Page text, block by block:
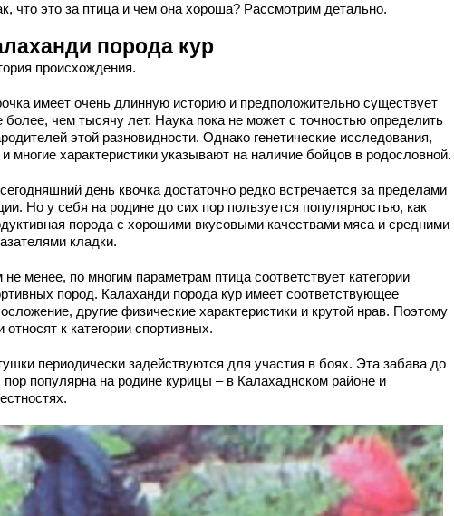
что это за птица и чем она хороша? Рассмотрим детально.
порода кур
происхождения.
имеет очень длинную историю и предположительно существует
более, чем тысячу лет. Наука пока не может с точностью определить
этой разновидности. Однако генетические исследования,
и многие характеристики указывают на наличие бойцов в родословной.
день квочка достаточно редко встречается за пределами
Но у себя на родине до сих пор пользуется популярностью, как
порода с хорошими вкусовыми качествами мяса и средними
кладки.
не менее, по многим параметрам птица соответствует категории
пород. Калаханди порода кур имеет соответствующее
другие физические характеристики и крутой нрав. Поэтому
относят к категории спортивных.
периодически задействуются для участия в боях. Эта забава до
пор популярна на родине курицы – в Калахаднском районе и